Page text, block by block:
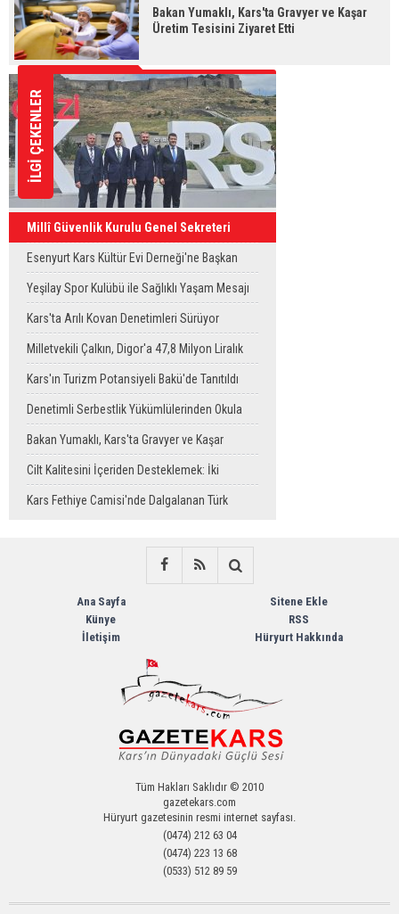
Bakan Yumaklı, Kars'ta Gravyer ve Kaşar
Üretim Tesisini Ziyaret Etti
İLGİ ÇEKENLER
Millî Güvenlik Kurulu Genel Sekreteri
Okay Memiş, Kars'ta
Esenyurt Kars Kültür Evi Derneği'ne Başkan
Vekili Can Aksoy'dan ziyaret
Yeşilay Spor Kulübü ile Sağlıklı Yaşam Mesajı
Sahaya Taşındı
Kars'ta Arılı Kovan Denetimleri Sürüyor
Milletvekili Çalkın, Digor'a 47,8 Milyon Liralık
Sağlık Yatırımı Başlıyor
Kars'ın Turizm Potansiyeli Bakü'de Tanıtıldı
Denetimli Serbestlik Yükümlülerinden Okula
Temizlik Desteği
Bakan Yumaklı, Kars'ta Gravyer ve Kaşar
Üretim Tesisini Ziyaret Etti
Cilt Kalitesini İçeriden Desteklemek: İki
Enjeksiyon Uygulamasının Karşılaştırması
Kars Fethiye Camisi'nde Dalgalanan Türk
Ana Sayfa
Künye
İletişim
Sitene Ekle
RSS
Hüryurt Hakkında
Tüm Hakları Saklıdır © 2010
gazetekars.com
Hüryurt gazetesinin resmi internet sayfası.
(0474) 212 63 04
(0474) 223 13 68
(0533) 512 89 59